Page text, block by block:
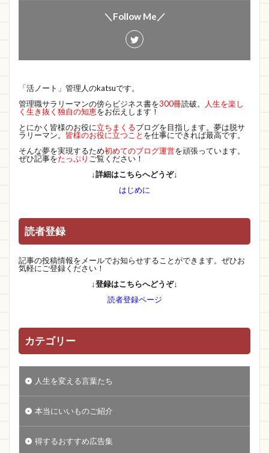
＼Follow Me／
「活ノート」管理人のkatsuです。
管理職サラリーマンの傍らビジネス書を300冊読破。
人生を楽し
く生き抜く独自の知恵をお伝えします！
とにかく皆様のお役に立ちまくるブログを目指します。夢は脱サ
ラリーマン。 皆様のお役に立つこと を仕事にできれば最高です。
そんな夢を実現するため初めてのブログ運営を頑張っています。
ぜひ記事をたっぷり ご覧ください！
↓詳細はこちらへどうぞ↓
はじめに
読者登録
記事の投稿情報をメールでお知らせすることができます。ぜひお
気軽にご登録ください！
↓登録はこちらへどうぞ↓
読者登録ページ
カテゴリー
人生を変える言葉たち
本当にいいものご紹介
得するおすすめ広告集